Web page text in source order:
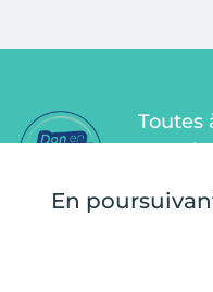
En
Toutes
un